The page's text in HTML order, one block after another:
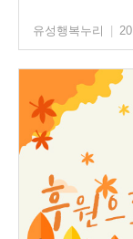
유성행복누리 |